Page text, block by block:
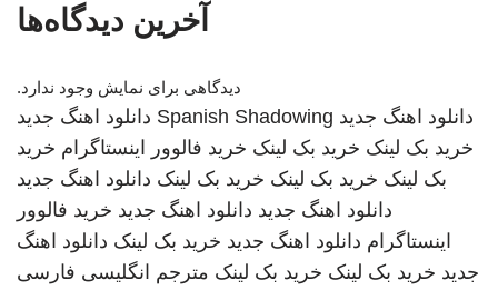
آخرین دیدگاه‌ها
دیدگاهی برای نمایش وجود ندارد.
دانلود اهنگ جدید Spanish Shadowing دانلود اهنگ جدید
خرید بک لینک خرید بک لینک خرید فالوور اینستاگرام خرید
بک لینک خرید بک لینک خرید بک لینک دانلود اهنگ جدید
دانلود اهنگ جدید دانلود اهنگ جدید خرید فالوور
اینستاگرام دانلود اهنگ جدید خرید بک لینک دانلود اهنگ
جدید خرید بک لینک خرید بک لینک مترجم انگلیسی فارسی